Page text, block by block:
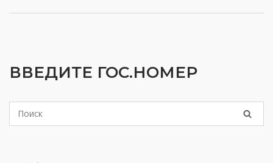
ВВЕДИТЕ ГОС.НОМЕР